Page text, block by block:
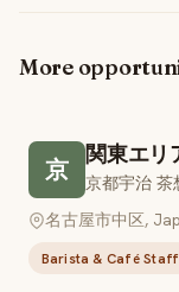
More
京
関東エリ
京都宇治 茶
名古屋市中区,
Barista & Café Staff